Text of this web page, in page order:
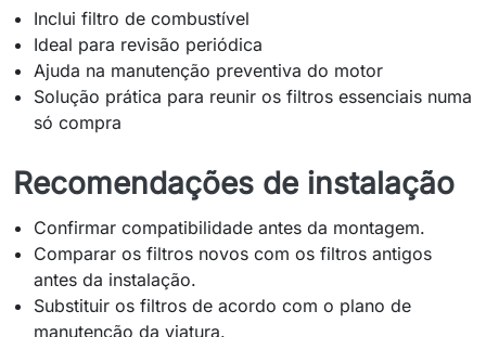
Inclui filtro de combustível
Ideal para revisão periódica
Ajuda na manutenção preventiva do motor
Solução prática para reunir os filtros essenciais numa
só compra
Recomendações de instalação
Confirmar compatibilidade antes da montagem.
Comparar os filtros novos com os filtros antigos
antes da instalação.
Substituir os filtros de acordo com o plano de
manutenção da viatura.